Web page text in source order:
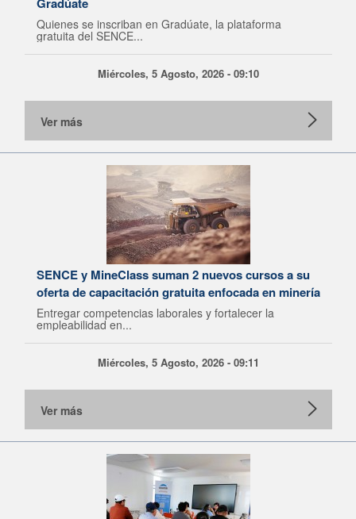
Quienes se inscriban en Gradúate, la plataforma
gratuita del SENCE...
Miércoles, 5 Agosto, 2026 - 09:10
Ver más
SENCE y MineClass suman 2 nuevos cursos a su
oferta de capacitación gratuita enfocada en minería
Entregar competencias laborales y fortalecer la
empleabilidad en...
Miércoles, 5 Agosto, 2026 - 09:11
Ver más